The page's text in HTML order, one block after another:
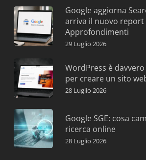
Google aggiorna
arriva il nuovo report
Approfondimenti
29 Luglio 2026
WordPress è
per creare un sito
28 Luglio 2026
Google SGE: cosa
ricerca online
28 Luglio 2026